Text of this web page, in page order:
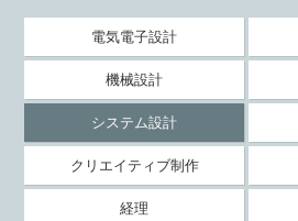
電気電子設計
機械設計
システム設計
クリエイティブ制作
経理